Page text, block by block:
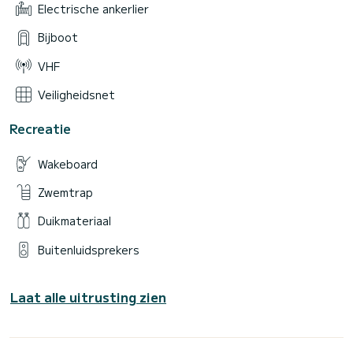
Electrische ankerlier
Bijboot
VHF
Veiligheidsnet
Recreatie
Wakeboard
Zwemtrap
Duikmateriaal
Buitenluidsprekers
Laat alle uitrusting zien